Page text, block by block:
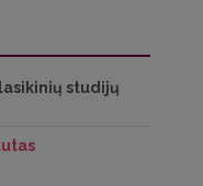
studijų